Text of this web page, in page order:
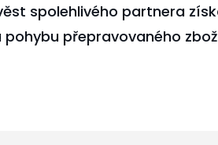
spolehlivého partnera
přepravovaného